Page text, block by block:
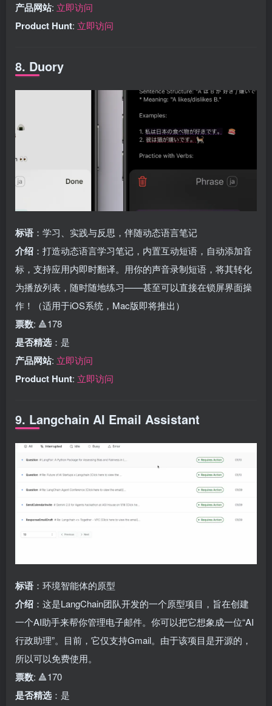
产品网站: 立即访问
Product Hunt: 立即访问
8. Duory
标语 ：学习、实践与反思，伴随动态语言笔记
介绍 ：打造动态语言学习笔记，内置互动短语，自动添加音
标，支持应用内即时翻译。用你的声音录制短语，将其转化
为播放列表，随时随地练习——甚至可以直接在锁屏界面操
作！（适用于iOS系统，Mac版即将推出）
票数: 🔺178
是否精选 ：是
产品网站: 立即访问
Product Hunt: 立即访问
9. Langchain AI Email Assistant
标语 ：环境智能体的原型
介绍 ：这是LangChain团队开发的一个原型项目，旨在创建
一个AI助手来帮你管理电子邮件。你可以把它想象成一位“AI
行政助理”。目前，它仅支持Gmail。由于该项目是开源的，
所以可以免费使用。
票数: 🔺170
是否精选 ：是